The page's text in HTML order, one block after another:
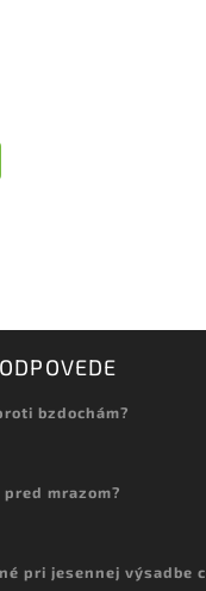
bzdochám?
mrazom?
pri jesennej výsadbe